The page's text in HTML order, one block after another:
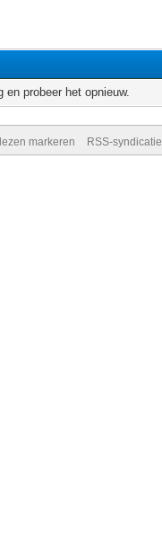
probeer het opnieuw.
markeren RSS-syndicatie